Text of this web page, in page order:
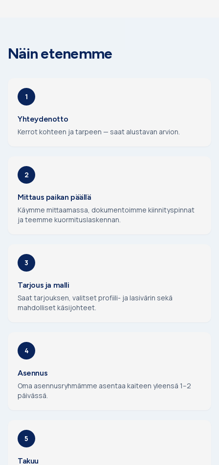
Näin etenemme
1
Yhteydenotto
Kerrot kohteen ja tarpeen — saat alustavan arvion.
2
Mittaus paikan päällä
Käymme mittaamassa, dokumentoimme kiinnityspinnat
ja teemme kuormituslaskennan.
3
Tarjous ja malli
Saat tarjouksen, valitset profiili- ja lasivärin sekä
mahdolliset käsijohteet.
4
Asennus
Oma asennusryhmämme asentaa kaiteen yleensä 1–2
päivässä.
5
Takuu